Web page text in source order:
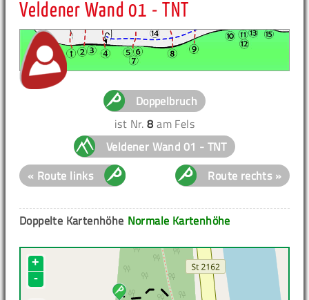
Veldener Wand 01 - TNT
Doppelbruch
ist Nr.8 am Fels
Veldener Wand 01 - TNT
« Route links
Route rechts »
Normale Kartenhöhe
Doppelte Kartenhöhe
+
-